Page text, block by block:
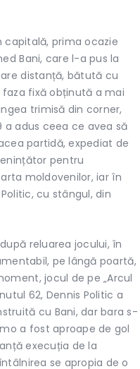
capitală, prima ocazie
Bani, care l-a pus la
distanță, bătută cu
fixă obținută a mai
trimisă din corner,
adus ceea ce avea să
partidă, expediat de
pentru
moldovenilor, iar în
cu stângul, din
reluarea jocului, în
pe lângă poartă,
jocul de pe „Arcul
62, Dennis Politic a
cu Bani, dar bara s-
a fost aproape de gol
execuția de la
se apropia de o